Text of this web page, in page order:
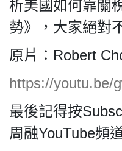
責
聲
©
Silent
For
HK.
All
析美國如何靠關
勢》，大家絕對
原片：Robert
https://youtu.be/
最後記得按
周融YouTube頻